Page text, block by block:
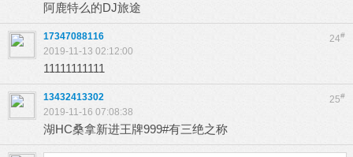
阿鹿特么的DJ旅途
24#
17347088116
2019-11-13 02:12:00
11111111111
25#
13432413302
2019-11-16 07:08:38
湖HC桑拿新进王牌999#有三绝之称